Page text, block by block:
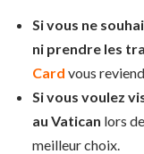
Si vous ne
ni prendre les
Card vous
Si vous voulez
au Vatican lors
meilleur choix.